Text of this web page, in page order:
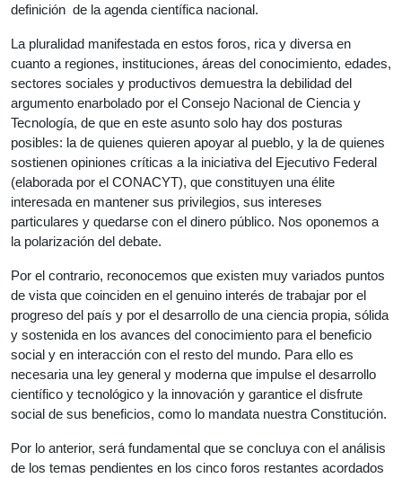
definición de la agenda científica nacional.
La pluralidad manifestada en estos foros, rica y diversa en
cuanto a regiones, instituciones, áreas del conocimiento, edades,
sectores sociales y productivos demuestra la debilidad del
argumento enarbolado por el Consejo Nacional de Ciencia y
Tecnología, de que en este asunto solo hay dos posturas
posibles: la de quienes quieren apoyar al pueblo, y la de quienes
sostienen opiniones críticas a la iniciativa del Ejecutivo Federal
(elaborada por el CONACYT), que constituyen una élite
interesada en mantener sus privilegios, sus intereses
particulares y quedarse con el dinero público. Nos oponemos a
la polarización del debate.
Por el contrario, reconocemos que existen muy variados puntos
de vista que coinciden en el genuino interés de trabajar por el
progreso del país y por el desarrollo de una ciencia propia, sólida
y sostenida en los avances del conocimiento para el beneficio
social y en interacción con el resto del mundo. Para ello es
necesaria una ley general y moderna que impulse el desarrollo
científico y tecnológico y la innovación y garantice el disfrute
social de sus beneficios, como lo mandata nuestra Constitución.
Por lo anterior, será fundamental que se concluya con el análisis
de los temas pendientes en los cinco foros restantes acordados